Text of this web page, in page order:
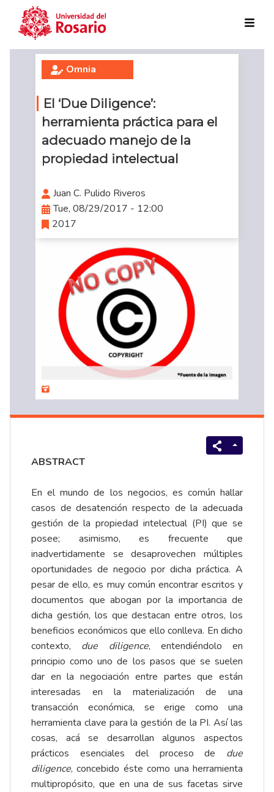
Skip to main content
Omnia
El ‘Due Diligence’:
herramienta práctica para el
adecuado manejo de la
propiedad intelectual
Juan C. Pulido Riveros
Tue, 08/29/2017 - 12:00
2017
ABSTRACT
En el mundo de los negocios, es común hallar
casos de desatención respecto de la adecuada
gestión de la propiedad intelectual (PI) que se
posee; asimismo, es frecuente que
inadvertidamente se desaprovechen múltiples
oportunidades de negocio por dicha práctica. A
pesar de ello, es muy común encontrar escritos y
documentos que abogan por la importancia de
dicha gestión, los que destacan entre otros, los
beneficios económicos que ello conlleva. En dicho
contexto, due diligence, entendiéndolo en
principio como uno de los pasos que se suelen
dar en la negociación entre partes que están
interesadas en la materialización de una
transacción económica, se erige como una
herramienta clave para la gestión de la PI. Así las
cosas, acá se desarrollan algunos aspectos
prácticos esenciales del proceso de due
diligence, concebido éste como una herramienta
multipropósito, que en una de sus facetas sirve